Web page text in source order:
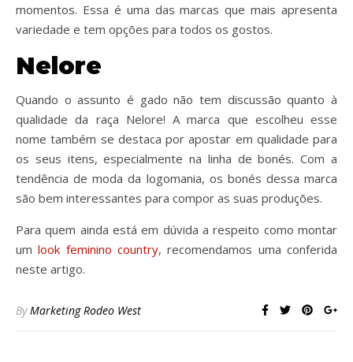
momentos. Essa é uma das marcas que mais apresenta
variedade e tem opções para todos os gostos.
Nelore
Quando o assunto é gado não tem discussão quanto à
qualidade da raça Nelore! A marca que escolheu esse
nome também se destaca por apostar em qualidade para
os seus itens, especialmente na linha de bonés. Com a
tendência de moda da logomania, os bonés dessa marca
são bem interessantes para compor as suas produções.
Para quem ainda está em dúvida a respeito como montar
umlook feminino country, recomendamos uma conferida
neste artigo.
ByMarketing Rodeo West